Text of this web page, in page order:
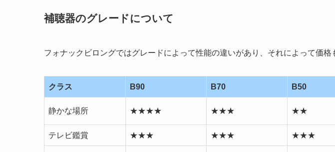
補聴器のグレードについて
フォナックビロングではグレードによって性能の違いがあり、それによって価格
クラス B90 B70 B50
静かな場所 ★★★★ ★★★ ★★
テレビ鑑賞 ★★★ ★★★ ★★★